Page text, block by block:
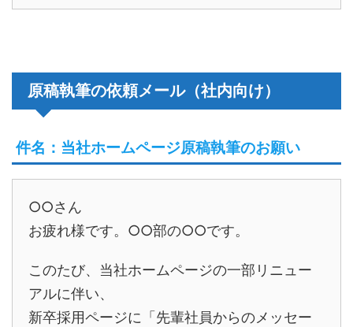
原稿執筆の依頼メール（社内向け）
件名：当社ホームページ原稿執筆のお願い
○○さん
お疲れ様です。○○部の○○です。
このたび、当社ホームページの一部リニュー
アルに伴い、
新卒採用ページに「先輩社員からのメッセー